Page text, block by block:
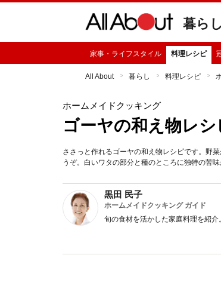
暮らし
家事・ライフスタイル 料理レシピ
All About 暮らし 料理レシピ
ホームメイドクッキング
ゴーヤの和え物レ
ささっと作れるゴーヤの和え物レシピです。野
うぞ。白いワタの部分と種のところに独特の苦
黒田 民子
ホームメイドクッキング ガイド
旬の食材を活かした家庭料理を紹介